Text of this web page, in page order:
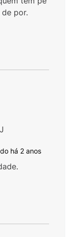
por.
há 2 anos